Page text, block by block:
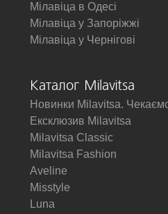
Мілавіца в Одесі
Мілавіца у Запоріжжі
Мілавіца у Чернігові
Каталог Milavitsa
Новинки Milavitsa.
Ексклюзив Milavitsa
Milavitsa Classic
Milavitsa Fashion
Aveline
Misstyle
Luna